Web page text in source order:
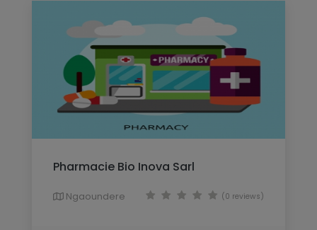
Pharmacie Bio Inova Sarl
Ngaoundere (0 reviews)